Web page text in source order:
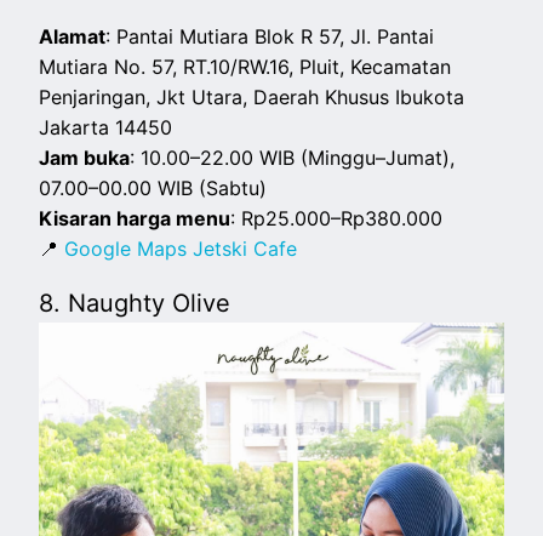
Alamat: Pantai Mutiara Blok R 57, Jl. Pantai
Mutiara No. 57, RT.10/RW.16, Pluit, Kecamatan
Penjaringan, Jkt Utara, Daerah Khusus Ibukota
Jakarta 14450
Jam buka: 10.00–22.00 WIB (Minggu–Jumat),
07.00–00.00 WIB (Sabtu)
Kisaran harga menu: Rp25.000–Rp380.000
📍 Google Maps Jetski Cafe
8. Naughty Olive